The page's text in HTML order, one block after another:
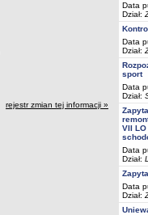
rejestr zmian tej informacji »
Data
Dział:
Data
Dział:
sport
Data
Dział:
VII
Data
Dział:
Data
Dział: